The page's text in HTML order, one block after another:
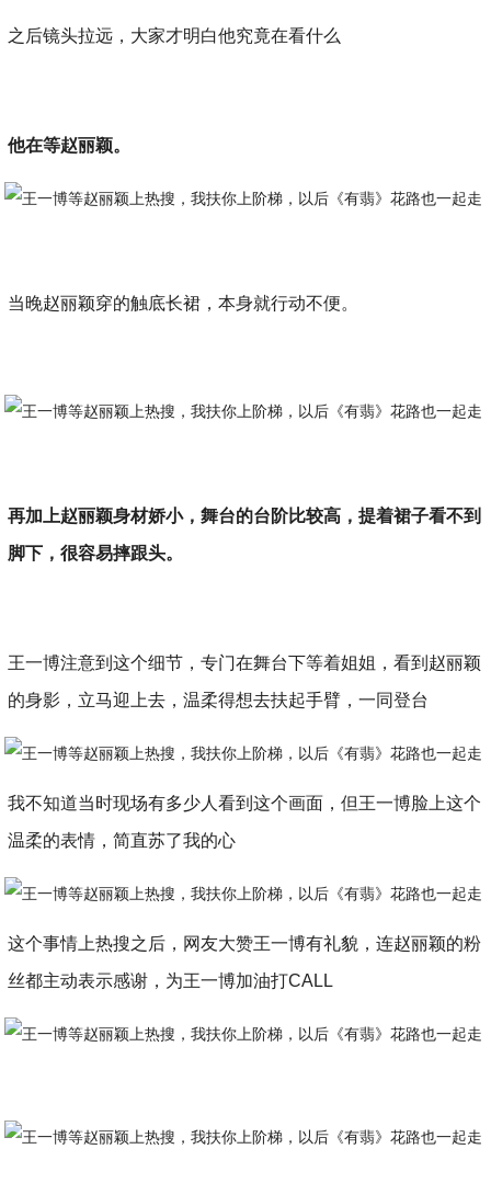
之后镜头拉远，大家才明白他究竟在看什么
他在等赵丽颖。
当晚赵丽颖穿的触底长裙，本身就行动不便。
再加上赵丽颖身材娇小，舞台的台阶比较高，提着裙子看不到
脚下，很容易摔跟头。
王一博注意到这个细节，专门在舞台下等着姐姐，看到赵丽颖
的身影，立马迎上去，温柔得想去扶起手臂，一同登台
我不知道当时现场有多少人看到这个画面，但王一博脸上这个
温柔的表情，简直苏了我的心
这个事情上热搜之后，网友大赞王一博有礼貌，连赵丽颖的粉
丝都主动表示感谢，为王一博加油打CALL